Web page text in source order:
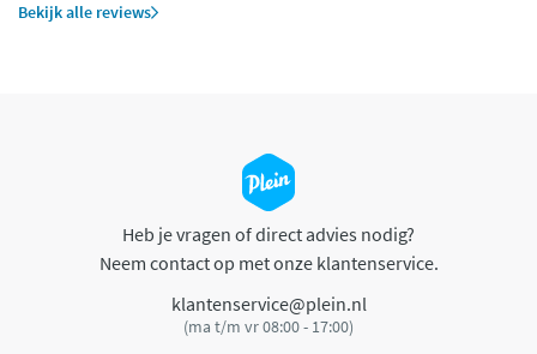
Bekijk alle reviews
Heb je vragen of direct advies nodig?
Neem contact op met onze klantenservice.
klantenservice@plein.nl
(ma t/m vr 08:00 - 17:00)